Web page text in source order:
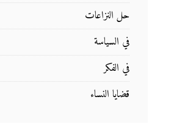
حل النزاعات
في السياسة
في الفكر
قضايا النساء